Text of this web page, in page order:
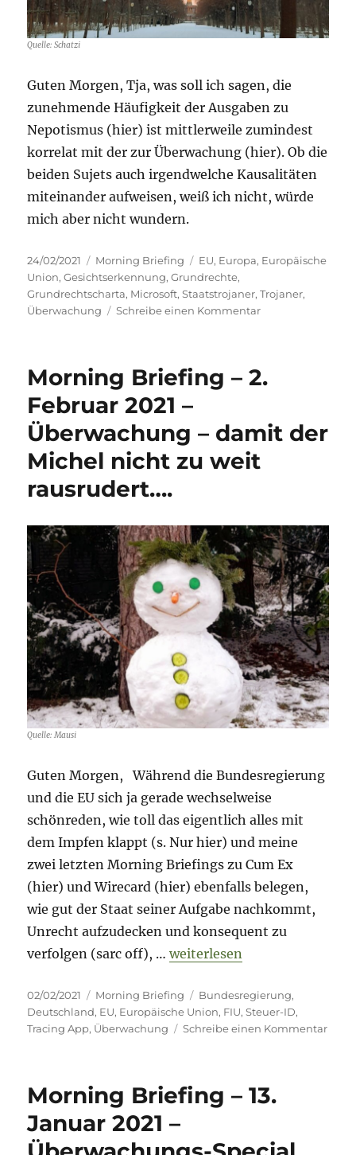
Quelle: Schatzi
Guten Morgen, Tja, was soll ich sagen, die
zunehmende Häufigkeit der Ausgaben zu
Nepotismus (hier) ist mittlerweile zumindest
korrelat mit der zur Überwachung (hier). Ob die
beiden Sujets auch irgendwelche Kausalitäten
miteinander aufweisen, weiß ich nicht, würde
mich aber nicht wundern.
Veröffentlicht
am
24/02/2021 Kategorien
Morning Briefing Schlagwörter
EU, Europa, Europäische
Union,Gesichtserkennung,Grundrechte,
Grundrechtscharta, Microsoft,Staatstrojaner,Trojaner,
Überwachung
Schreibe einen Kommentarzu
24.
–
Überwachung
es…..
Morning Briefing – 2.
Februar 2021 –
Überwachung – damit der
Michel nicht zu weit
rausrudert….
Quelle: Mausi
Guten Morgen, Während die Bundesregierung
und die EU sich ja gerade wechselweise
schönreden, wie toll das eigentlich alles mit
dem Impfen klappt (s. Nur hier) und meine
zwei letzten Morning Briefings zu Cum Ex
(hier) und Wirecard (hier) ebenfalls belegen,
wie gut der Staat seiner Aufgabe nachkommt,
Unrecht aufzudecken und konsequent zu
verfolgen (sarc off), …„Morning Briefing – 2.
weiterlesen
Veröffentlicht
am
02/02/2021 Kategorien
Morning Briefing Schlagwörter
Bundesregierung,
Deutschland, EU, Europäische Union, FIU,Steuer-ID,
Tracing App, Überwachung Schreibe einen Kommentarzu
Morning Briefing – 13.
Januar 2021 –